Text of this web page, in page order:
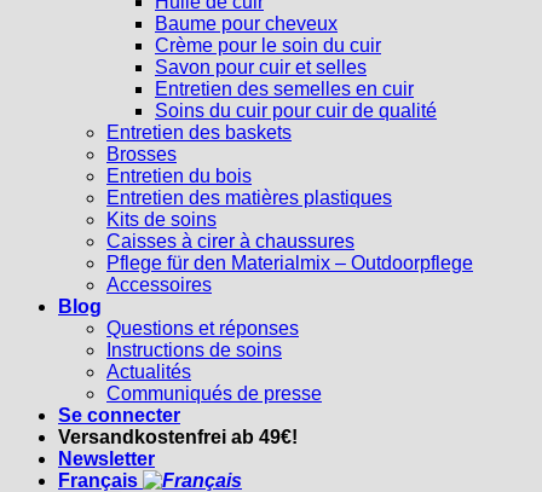
Baume pour cheveux
Crème pour le soin du cuir
Savon pour cuir et selles
Entretien des semelles en cuir
Soins du cuir pour cuir de qualité
Entretien des baskets
Brosses
Entretien du bois
Entretien des matières plastiques
Kits de soins
Caisses à cirer à chaussures
Pflege für den Materialmix – Outdoorpflege
Accessoires
Blog
Questions et réponses
Instructions de soins
Actualités
Communiqués de presse
Se connecter
Versandkostenfrei ab 49€!
Newsletter
Français